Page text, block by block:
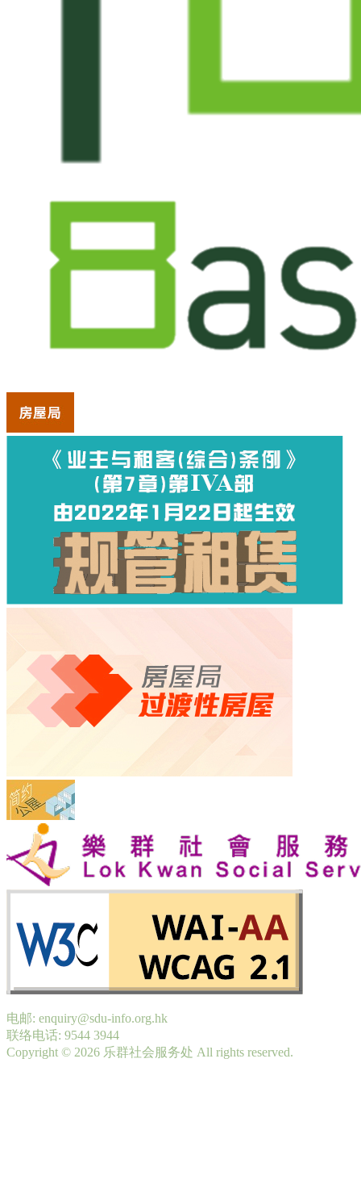
电邮: enquiry@sdu-info.org.hk
联络电话: 9544 3944
Copyright © 2026 乐群社会服务处 All rights reserved.